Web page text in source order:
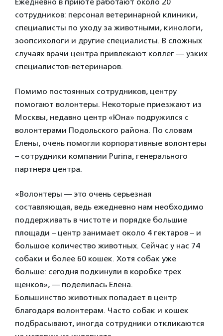
сотрудников: персонал ветеринарной клиники,
специалисты по уходу за животными, кинологи,
зоопсихологи и другие специалисты. В сложных
случаях врачи центра привлекают коллег — узких
специалистов-ветеринаров.
Помимо постоянных сотрудников, центру
помогают волонтеры. Некоторые приезжают из
Москвы, недавно центр «Юна» подружился с
волонтерами Подольского района. По словам
Елены, очень помогли корпоративные волонтеры
– сотрудники компании Purina, генерального
партнера центра.
«Волонтеры — это очень серьезная
составляющая, ведь ежедневно нам необходимо
поддерживать в чистоте и порядке большие
площади – центр занимает около 4 гектаров – и
большое количество животных. Сейчас у нас 74
собаки и более 60 кошек. Хотя собак уже
больше: сегодня подкинули в коробке трех
щенков», — поделилась Елена.
Большинство животных попадает в центр
благодаря волонтерам. Часто собак и кошек
подбрасывают, иногда сотрудники откликаются